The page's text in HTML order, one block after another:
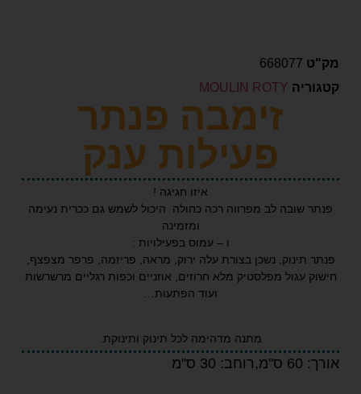
668077
MOULIN ROTY
זימבה פנתר
פעילות ענק
איזו חגיגה !
לב מפרווה רכה כחולה היכול לשמש גם ככרית נעימה
ו – עמוס בפעילויות :
נשכן בצורת עלה ירוק, מראה, פריזמה, פרפר מצפצף,
עגול מפלסטיק מלא חרוזים, אוזניים וכפות רגליים מרשרשות
ועוד הפתעות…
מתנה מדהימה לכל תינוק ותינוקת.